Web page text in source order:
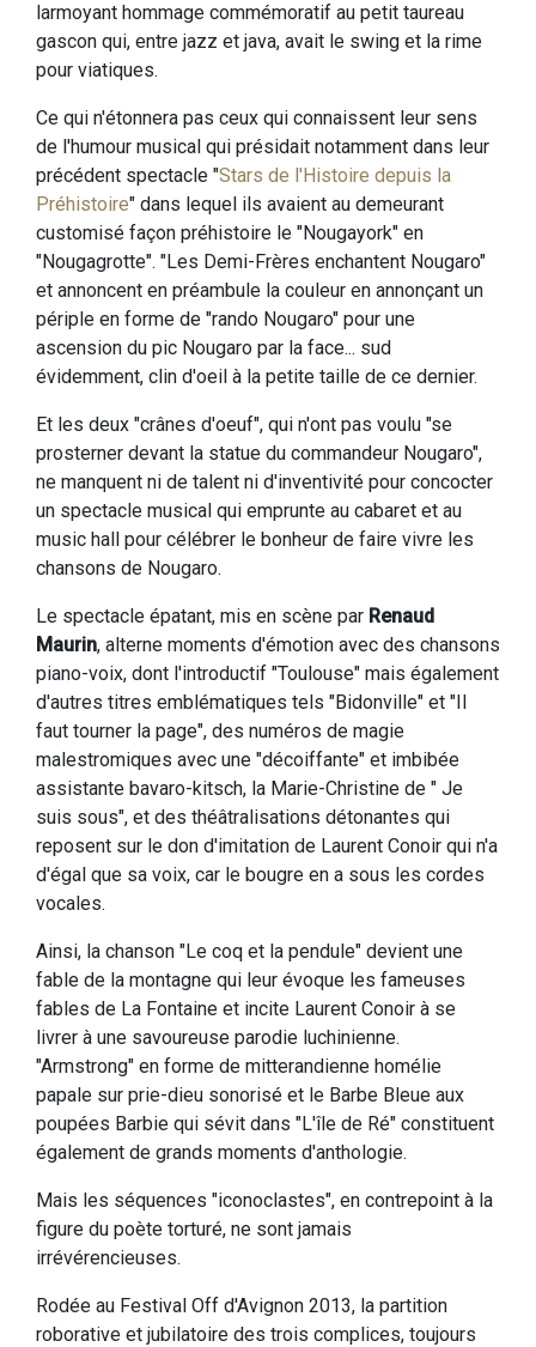
larmoyant hommage commémoratif au petit taureau
gascon qui, entre jazz et java, avait le swing et la rime
pour viatiques.
Ce qui n'étonnera pas ceux qui connaissent leur sens
de l'humour musical qui présidait notamment dans leur
précédent spectacle "Stars de l'Histoire depuis la
Préhistoire" dans lequel ils avaient au demeurant
customisé façon préhistoire le "Nougayork" en
"Nougagrotte". "Les Demi-Frères enchantent Nougaro"
et annoncent en préambule la couleur en annonçant un
périple en forme de "rando Nougaro" pour une
ascension du pic Nougaro par la face... sud
évidemment, clin d'oeil à la petite taille de ce dernier.
Et les deux "crânes d'oeuf", qui n'ont pas voulu "se
prosterner devant la statue du commandeur Nougaro",
ne manquent ni de talent ni d'inventivité pour concocter
un spectacle musical qui emprunte au cabaret et au
music hall pour célébrer le bonheur de faire vivre les
chansons de Nougaro.
Le spectacle épatant, mis en scène par Renaud
Maurin, alterne moments d'émotion avec des chansons
piano-voix, dont l'introductif "Toulouse" mais également
d'autres titres emblématiques tels "Bidonville" et "Il
faut tourner la page", des numéros de magie
malestromiques avec une "décoiffante" et imbibée
assistante bavaro-kitsch, la Marie-Christine de " Je
suis sous", et des théâtralisations détonantes qui
reposent sur le don d'imitation de Laurent Conoir qui n'a
d'égal que sa voix, car le bougre en a sous les cordes
vocales.
Ainsi, la chanson "Le coq et la pendule" devient une
fable de la montagne qui leur évoque les fameuses
fables de La Fontaine et incite Laurent Conoir à se
livrer à une savoureuse parodie luchinienne.
"Armstrong" en forme de mitterandienne homélie
papale sur prie-dieu sonorisé et le Barbe Bleue aux
poupées Barbie qui sévit dans "L'île de Ré" constituent
également de grands moments d'anthologie.
Mais les séquences "iconoclastes", en contrepoint à la
figure du poète torturé, ne sont jamais
irrévérencieuses.
Rodée au Festival Off d'Avignon 2013, la partition
roborative et jubilatoire des trois complices, toujours